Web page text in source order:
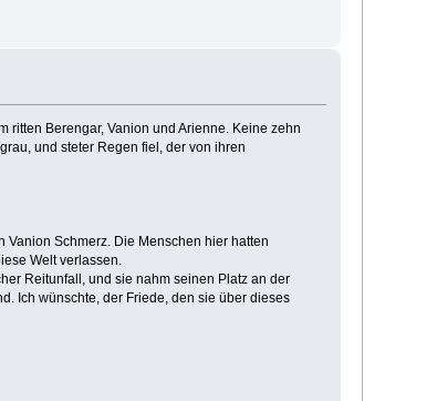
ritten Berengar, Vanion und Arienne. Keine zehn
und steter Regen fiel, der von ihren
Schmerz. Die Menschen hier hatten
Welt verlassen.
Reitunfall, und sie nahm seinen Platz an der
Ich wünschte, der Friede, den sie über dieses